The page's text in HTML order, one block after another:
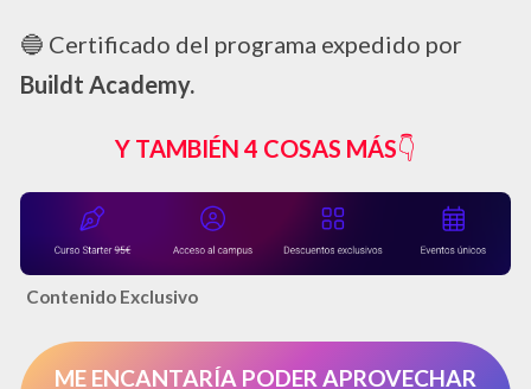
🔵​ Certificado del programa expedido por
Buildt Academy.
Y TAMBIÉN 4 COSAS MÁS👇​
Contenido Exclusivo
ME ENCANTARÍA PODER APROVECHAR